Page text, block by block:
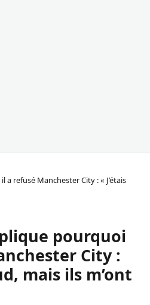
refusé Manchester City : « J’étais
pourquoi
City :
mais ils m’ont